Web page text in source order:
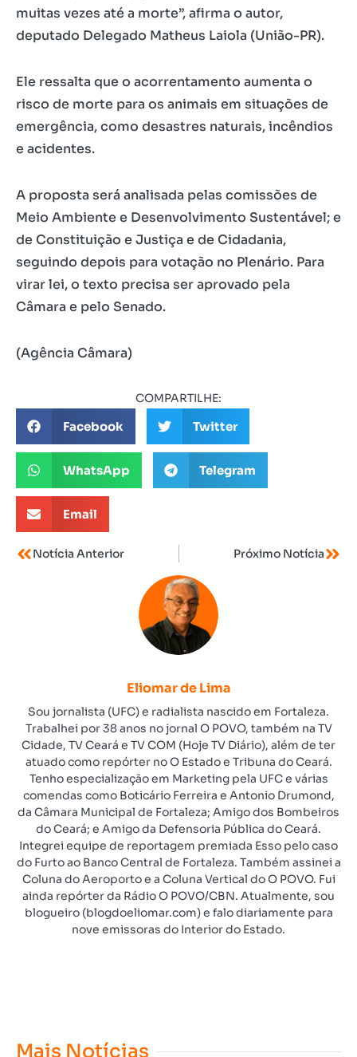
muitas vezes até a morte”, afirma o autor,
deputado Delegado Matheus Laiola (União-PR).
Ele ressalta que o acorrentamento aumenta o
risco de morte para os animais em situações de
emergência, como desastres naturais, incêndios
e acidentes.
A proposta será analisada pelas comissões de
Meio Ambiente e Desenvolvimento Sustentável; e
de Constituição e Justiça e de Cidadania,
seguindo depois para votação no Plenário. Para
virar lei, o texto precisa ser aprovado pela
Câmara e pelo Senado.
(Agência Câmara)
COMPARTILHE:
Facebook Twitter
WhatsApp Telegram
Email
Notícia Anterior Próximo Notícia
Eliomar de Lima
Sou jornalista (UFC) e radialista nascido em Fortaleza.
Trabalhei por 38 anos no jornal O POVO, também na TV
Cidade, TV Ceará e TV COM (Hoje TV Diário), além de ter
atuado como repórter no O Estado e Tribuna do Ceará.
Tenho especialização em Marketing pela UFC e várias
comendas como Boticário Ferreira e Antonio Drumond,
da Câmara Municipal de Fortaleza; Amigo dos Bombeiros
do Ceará; e Amigo da Defensoria Pública do Ceará.
Integrei equipe de reportagem premiada Esso pelo caso
do Furto ao Banco Central de Fortaleza. Também assinei a
Coluna do Aeroporto e a Coluna Vertical do O POVO. Fui
ainda repórter da Rádio O POVO/CBN. Atualmente, sou
blogueiro (blogdoeliomar.com) e falo diariamente para
nove emissoras do Interior do Estado.
Mais Notícias